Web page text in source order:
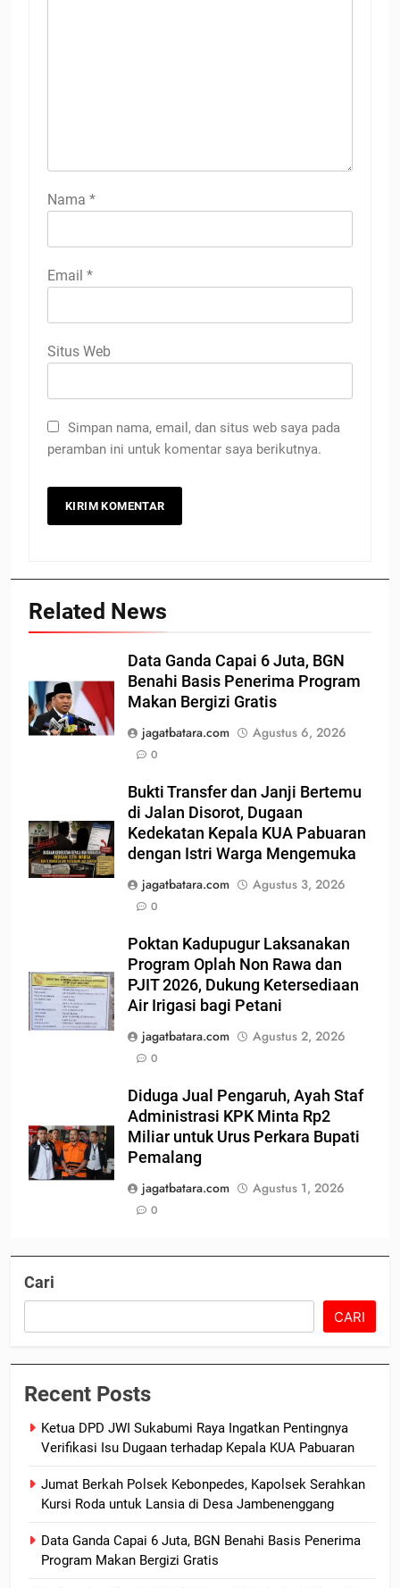
Nama *
Email *
Situs Web
Simpan nama, email, dan situs web saya pada
peramban ini untuk komentar saya berikutnya.
Related News
Data Ganda Capai 6 Juta, BGN
Benahi Basis Penerima Program
Makan Bergizi Gratis
jagatbatara.com
Agustus 6, 2026
0
Bukti Transfer dan Janji Bertemu
di Jalan Disorot, Dugaan
Kedekatan Kepala KUA Pabuaran
dengan Istri Warga Mengemuka
jagatbatara.com
Agustus 3, 2026
0
Poktan Kadupugur Laksanakan
Program Oplah Non Rawa dan
PJIT 2026, Dukung Ketersediaan
Air Irigasi bagi Petani
jagatbatara.com
Agustus 2, 2026
0
Diduga Jual Pengaruh, Ayah Staf
Administrasi KPK Minta Rp2
Miliar untuk Urus Perkara Bupati
Pemalang
jagatbatara.com
Agustus 1, 2026
0
Cari
CARI
Recent Posts
Ketua DPD JWI Sukabumi Raya Ingatkan Pentingnya
Verifikasi Isu Dugaan terhadap Kepala KUA Pabuaran
Jumat Berkah Polsek Kebonpedes, Kapolsek Serahkan
Kursi Roda untuk Lansia di Desa Jambenenggang
Data Ganda Capai 6 Juta, BGN Benahi Basis Penerima
Program Makan Bergizi Gratis